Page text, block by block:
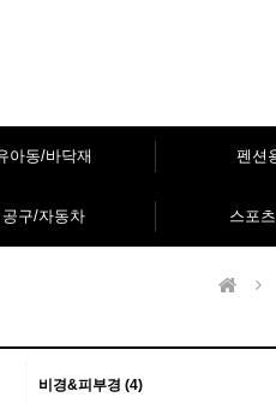
아동/바닥재 펜션
공구/자동차 스포
비경&피부경 (4)